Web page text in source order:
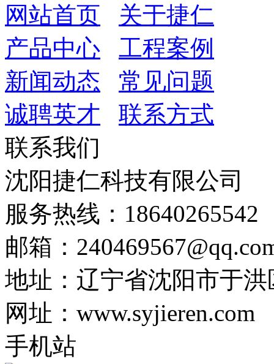
网站首页
关于捷仁
产品中心
工程案例
新闻动态
常见问题
诚聘英才
联系方式
联系我们
沈阳捷仁科技有限公司
服务热线：18640265542
邮箱：
地址：辽宁省沈阳市于
网址：www.syjieren.com
手机站